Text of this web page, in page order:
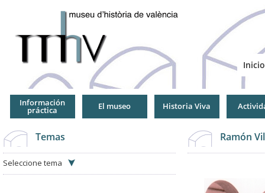
Inicio
Información
práctica El museo Historia Viva
Temas
Seleccione tema
Ramón